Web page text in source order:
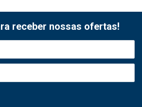
receber nossas ofertas!